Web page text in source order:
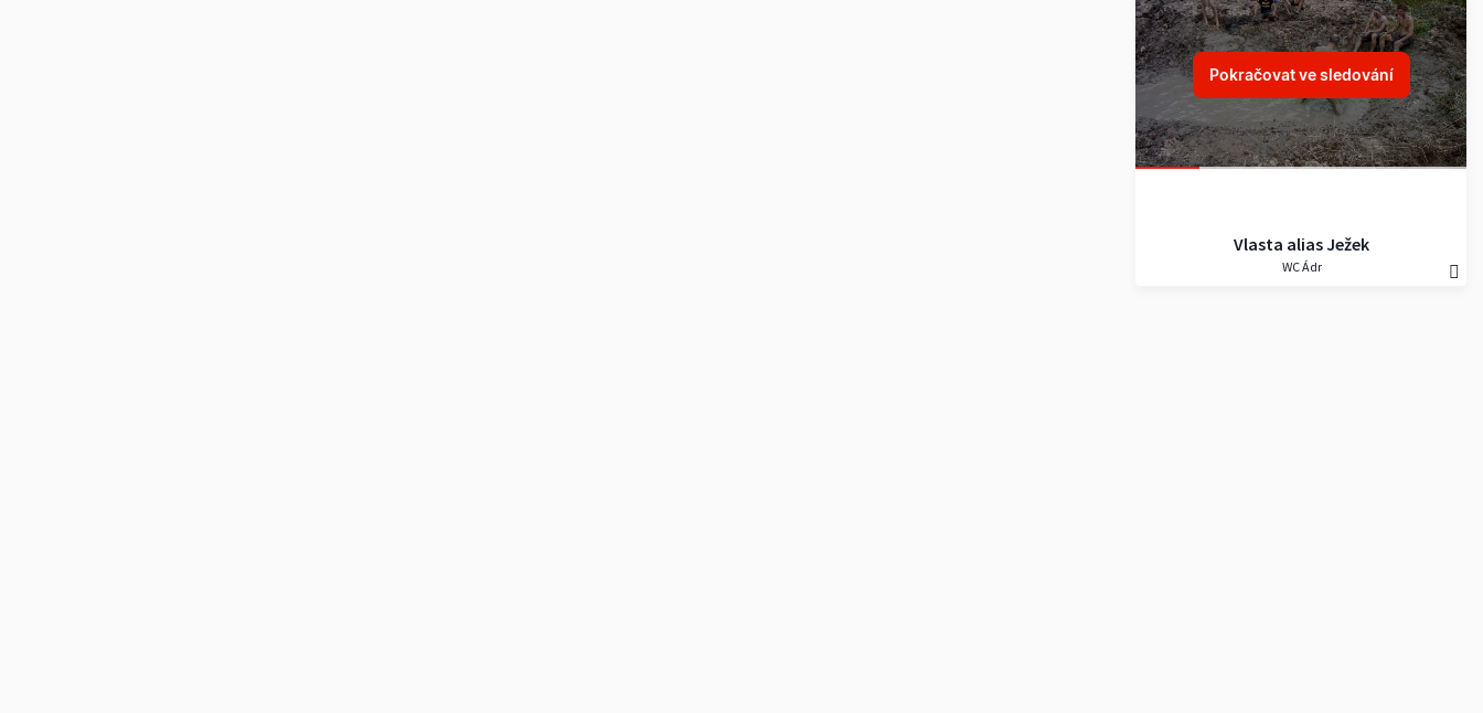
Pokračovat ve sledování
Vlasta alias Ježek
WC Ádr